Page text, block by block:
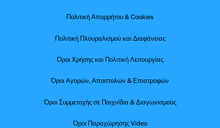
Πολιτική Απορρήτου & Cookies
Πολιτική Πλουραλισμού και Διαφάνειας
Όροι Χρήσης και Πολιτική Λειτουργίας
Όροι Αγορών, Αποστολών & Επιστροφών
Όροι Συμμετοχής σε Παιχνίδια & Διαγωνισμούς
Όροι Παραχώρησης Video